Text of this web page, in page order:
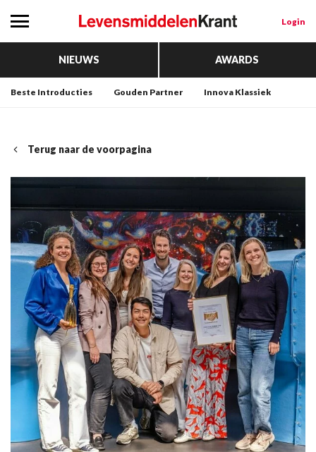
Login
NIEUWS AWARDS
Beste Introducties Gouden Partner Innova Klassiek
Terug naar de voorpagina